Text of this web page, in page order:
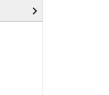
navigate_next